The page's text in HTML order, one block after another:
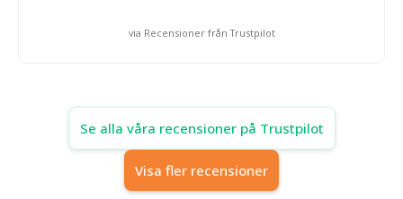
via Recensioner från Trustpilot
Se alla våra recensioner på Trustpilot
Visa fler recensioner